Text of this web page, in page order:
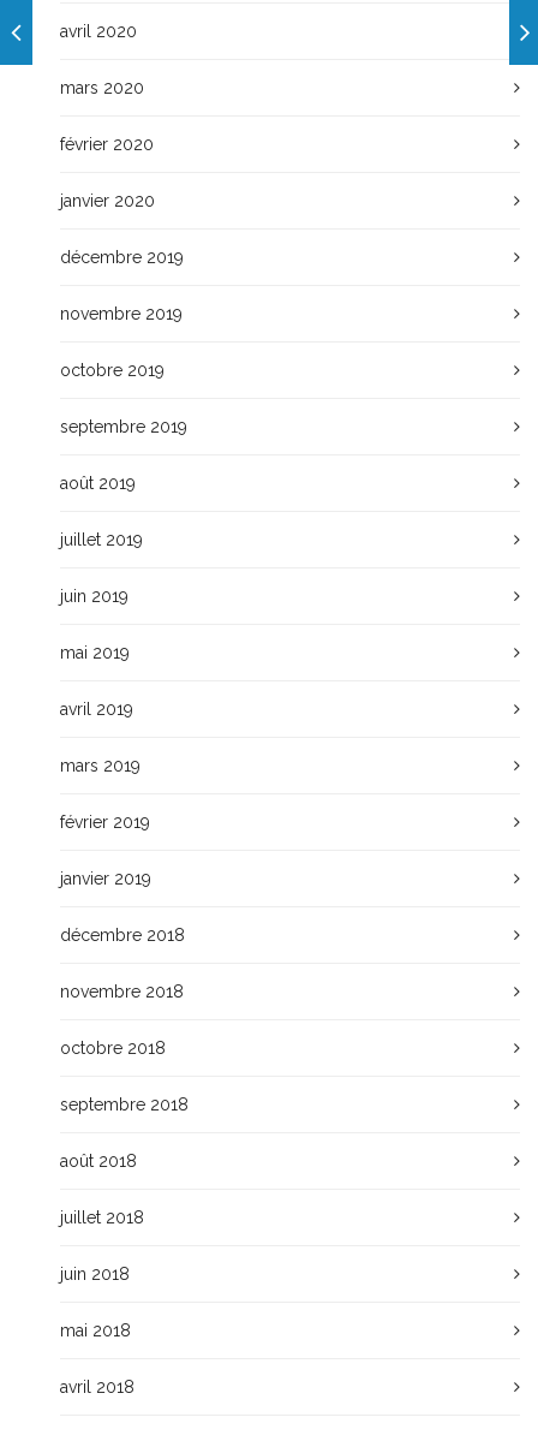
avril 2020
mars 2020
février 2020
janvier 2020
décembre 2019
novembre 2019
octobre 2019
septembre 2019
août 2019
juillet 2019
juin 2019
mai 2019
avril 2019
mars 2019
février 2019
janvier 2019
décembre 2018
novembre 2018
octobre 2018
septembre 2018
août 2018
juillet 2018
juin 2018
mai 2018
avril 2018